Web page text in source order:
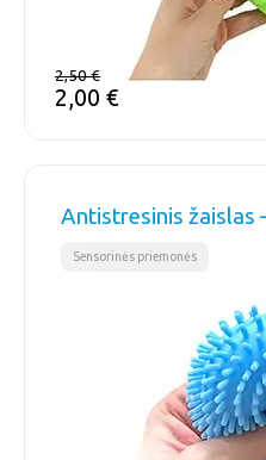
2,50€
2,00 €
Antistresinis žaislas
Sensorinės priemonės